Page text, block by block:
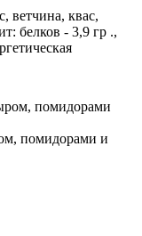
ветчина, квас,
белков - 3,9 гр .,
помидорами и